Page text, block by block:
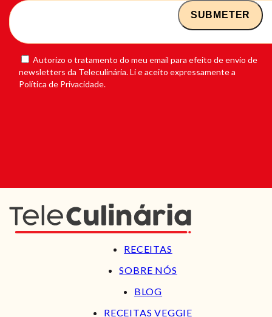
Autorizo o tratamento do meu email para efeito de envio de
newsletters da Teleculinária. Li e aceito expressamente a
Política de Privacidade.
RECEITAS
SOBRE NÓS
BLOG
RECEITAS VEGGIE